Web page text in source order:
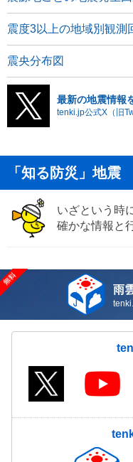
震度3以上の地域別観測
震央分布図
最新の地震情報
tenki.jp公式X（旧
「知る防災」地震
いざという時
確かな情報と
雨